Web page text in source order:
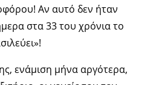
Αν αυτό δεν ήταν
στα 33 του χρόνια το
ενάμιση μήνα αργότερα,